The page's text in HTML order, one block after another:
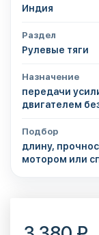
Индия
Раздел
Рулевые тяги
Назначение
передачи
двигателем
Подбор
длину,
мотором или